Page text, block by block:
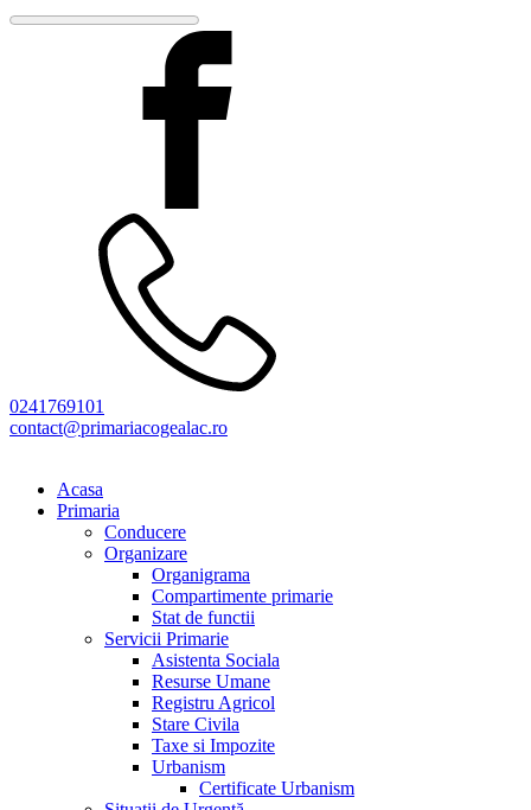
0241769101
contact@primariacogealac.ro
Acasa
Primaria
Conducere
Organizare
Organigrama
Compartimente primarie
Stat de functii
Servicii Primarie
Asistenta Sociala
Resurse Umane
Registru Agricol
Stare Civila
Taxe si Impozite
Urbanism
Certificate Urbanism